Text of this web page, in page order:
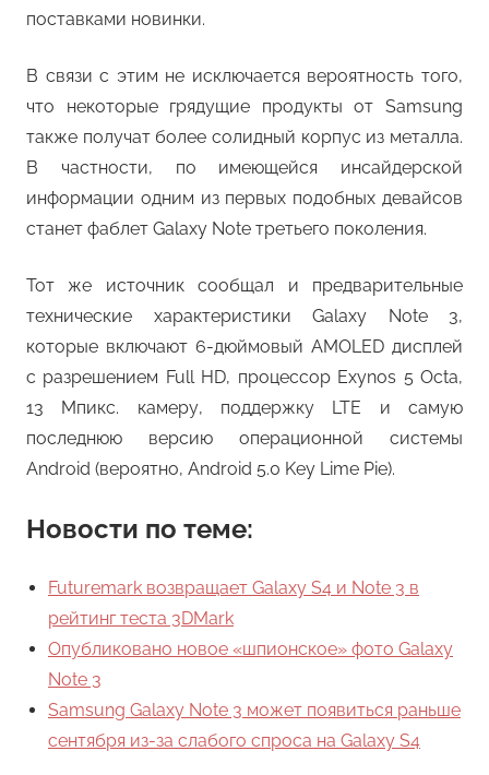
поставками новинки.
В связи с этим не исключается вероятность того,
что некоторые грядущие продукты от Samsung
также получат более солидный корпус из металла.
В частности, по имеющейся инсайдерской
информации одним из первых подобных девайсов
станет фаблет Galaxy Note третьего поколения.
Тот же источник сообщал и предварительные
технические характеристики Galaxy Note 3,
которые включают 6-дюймовый AMOLED дисплей
с разрешением Full HD, процессор Exynos 5 Octa,
13 Мпикс. камеру, поддержку LTE и самую
последнюю версию операционной системы
Android (вероятно, Android 5.0 Key Lime Pie).
Новости по теме:
Futuremark возвращает Galaxy S4 и Note 3 в
рейтинг теста 3DMark
Опубликовано новое «шпионское» фото Galaxy
Note 3
Samsung Galaxy Note 3 может появиться раньше
сентября из-за слабого спроса на Galaxy S4